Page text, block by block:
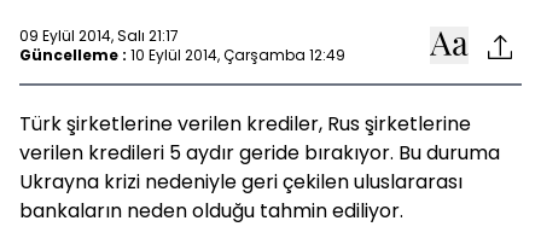
09 Eylül 2014, Salı 21:17
Güncelleme : 10 Eylül 2014, Çarşamba 12:49
Türk şirketlerine verilen krediler, Rus şirketlerine
verilen kredileri 5 aydır geride bırakıyor. Bu duruma
Ukrayna krizi nedeniyle geri çekilen uluslararası
bankaların neden olduğu tahmin ediliyor.